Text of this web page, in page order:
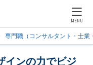
MENU
専門職（コンサルタント・士業
インの力でビジ